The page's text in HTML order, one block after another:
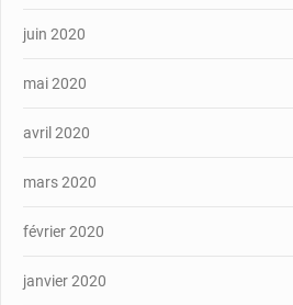
juin 2020
mai 2020
avril 2020
mars 2020
février 2020
janvier 2020